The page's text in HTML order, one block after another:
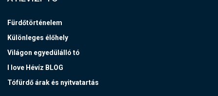
Fürdőtörténelem
Különleges élőhely
Világon egyedülálló tó
I love Hévíz BLOG
Tófürdő árak és nyitvatartás